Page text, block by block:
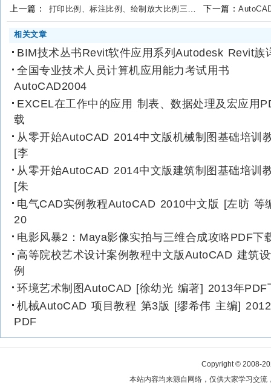
上一篇： 打印比例、标注比例、绘制放大比例三者之间的区别 下一篇：
相关文章
BIM技术丛书Revit软件应用系列Autodesk Revit族
全国专业技术人员计算机应用能力考试用书
AutoCAD2004
EXCEL在工作中的应用 制表、数据处理及宏应用
载
从零开始AutoCAD 2014中文版机械制图基础培训
[李
从零开始AutoCAD 2014中文版建筑制图基础培训
[朱
电气CAD实例教程AutoCAD 2010中文版 [左昉 等
20
电影风暴2：Maya影像实拍与三维合成攻略PDF下
高等院校艺术设计案例教程中文版AutoCAD 建筑
例
环境艺术制图AutoCAD [徐幼光 编著] 2013年PDF
机械AutoCAD 项目教程 第3版 [缪希伟 主编]
PDF
Copyright © 2008-
本站内容均来源自网络，仅供大家学习交